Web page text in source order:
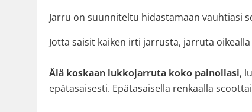
Jarru on suunniteltu hidastamaan vauhtiasi
Jotta saisit kaiken irti jarrusta, jarruta
Älä koskaan lukkojarruta koko painollasi,
epätasaisesti. Epätasaisella renkaalla